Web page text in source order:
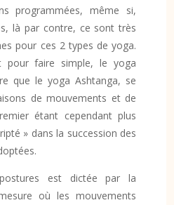
programmées, même si,
là par contre, ce sont très
pour ces 2 types de yoga.
pour faire simple, le yoga
que le yoga Ashtanga, se
de mouvements et de
étant cependant plus
» dans la succession des
est dictée par la
où les mouvements